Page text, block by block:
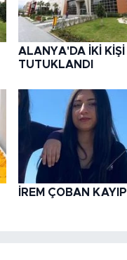
ALANYA'DA İKİ KİŞİ
TUTUKLANDI
İREM ÇOBAN KAYIP